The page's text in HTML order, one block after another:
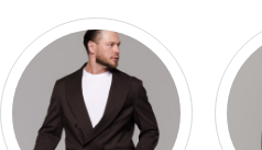
Перейти к